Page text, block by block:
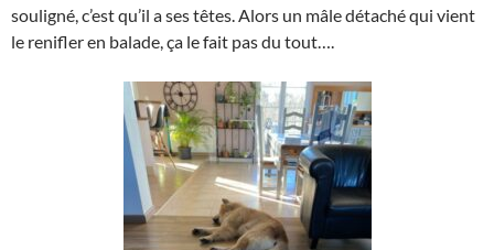
souligné, c’est qu’il a ses têtes. Alors un mâle détaché qui vient
le renifler en balade, ça le fait pas du tout….